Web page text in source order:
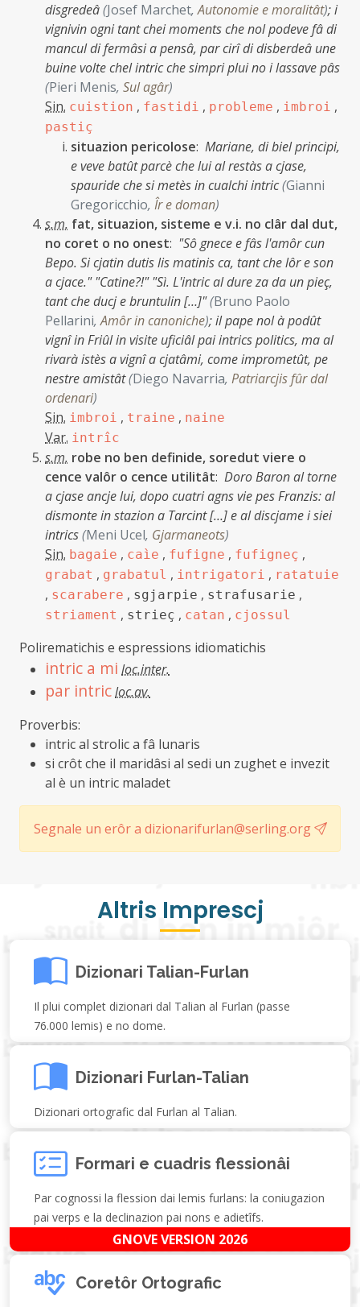
disgredeâ(Josef Marchet,Autonomie e moralitât);i
vignivin ogni tant chei moments che nol podeve fâ di
mancul di fermâsi a pensâ, par cirî di disberdeâ une
buine volte chel intric che simpri plui no i lassave pâs
(Pieri Menis, Sul agâr)
Sin. cuistion , fastidi , probleme , imbroi ,
pastiç
situazion pericolose: Mariane, di biel principi,
e veve batût parcè che lui al restàs a cjase,
spauride che si metès in cualchi intric(Gianni
Gregoricchio, Îr e doman)
s.m. fat, situazion, sisteme e v.i. no clâr dal dut,
no coret o no onest: "Sô gnece e fâs l'amôr cun
Bepo. Si cjatin dutis lis matinis ca, tant che lôr e son
a cjace." "Catine?!" "Sì. L'intric al dure za da un pieç,
tant che ducj e bruntulin […]"(Bruno Paolo
Pellarini,Amôr in canoniche);il pape nol à podût
vignî in Friûl in visite uficiâl pai intrics politics, ma al
rivarà istès a vignî a cjatâmi, come imprometût, pe
nestre amistât(Diego Navarria, Patriarcjis fûr dal
ordenari)
Sin. imbroi , traine , naine
Var. intrîc
s.m. robe no ben definide, soredut viere o
cence valôr o cence utilitât: Doro Baron al torne
a cjase ancje lui, dopo cuatri agns vie pes Franzis: al
dismonte in stazion a Tarcint […] e al discjame i siei
intrics(Meni Ucel, Gjarmaneots)
Sin. bagaie , caìe , fufigne , fufigneç ,
grabat , grabatul , intrigatori , ratatuie
, scarabere , sgjarpie , strafusarie ,
striament , strieç , catan , cjossul
Polirematichis e espressions idiomatichis
intric a mi loc.inter.
par intricloc.av.
Proverbis:
intric al strolic a fâ lunaris
si crôt che il maridâsi al sedi un zughet e invezit
al è un intric maladet
Segnale un erôr a dizionarifurlan@serling.org
Altris Imprescj
Dizionari Talian-Furlan
Il plui complet dizionari dal Talian al Furlan (passe
76.000 lemis) e no dome.
Dizionari Furlan-Talian
Dizionari ortografic dal Furlan al Talian.
Formari e cuadris flessionâi
Par cognossi la flession dai lemis furlans: la coniugazion
pai verps e la declinazion pai nons e adietîfs.
GNOVE VERSION 2026
Coretôr Ortografic